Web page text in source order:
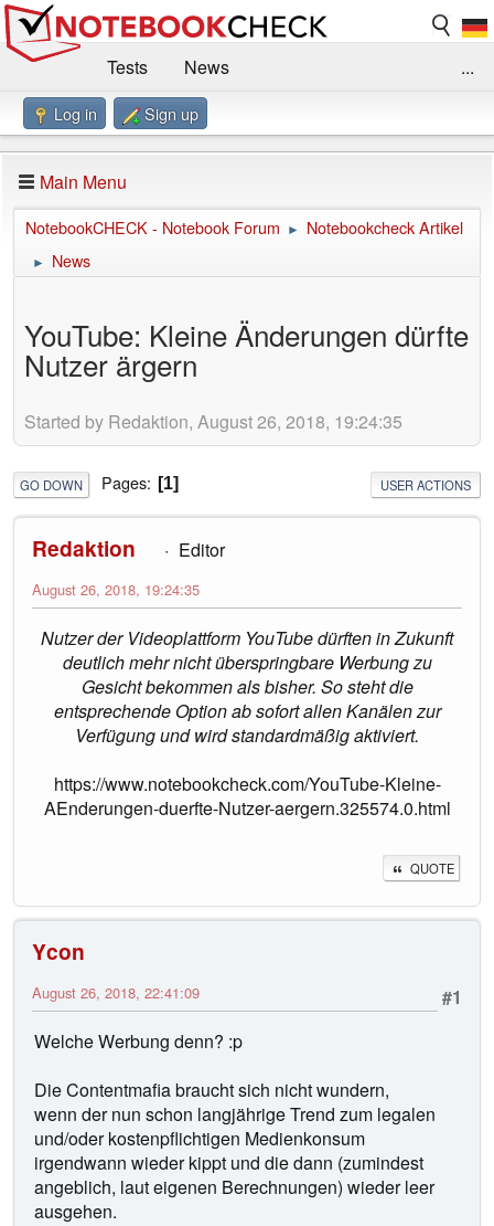
Tests
News
Benchmarks / Technik
Forum
Impressum
...
Log in Sign up
Main Menu
NotebookCHECK - Notebook Forum ► Notebookcheck Artikel
► News
YouTube: Kleine Änderungen dürfte
Nutzer ärgern
Started by Redaktion, August 26, 2018, 19:24:35
GO DOWN Pages 1 USER ACTIONS
Redaktion Editor
August 26, 2018, 19:24:35
Nutzer der Videoplattform YouTube dürften in Zukunft
deutlich mehr nicht überspringbare Werbung zu
Gesicht bekommen als bisher. So steht die
entsprechende Option ab sofort allen Kanälen zur
Verfügung und wird standardmäßig aktiviert.
https://www.notebookcheck.com/YouTube-Kleine-
AEnderungen-duerfte-Nutzer-aergern.325574.0.html
QUOTE
Ycon
#1
August 26, 2018, 22:41:09
Welche Werbung denn? :p
Die Contentmafia braucht sich nicht wundern,
wenn der nun schon langjährige Trend zum legalen
und/oder kostenpflichtigen Medienkonsum
irgendwann wieder kippt und die dann (zumindest
angeblich, laut eigenen Berechnungen) wieder leer
ausgehen.